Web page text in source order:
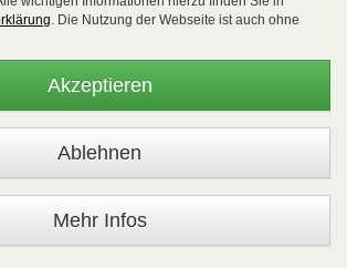
/ Zahlungsarten
Shop online
. Die Nutzung der Webseite ist auch ohne
Akzeptieren
Mehr Infos